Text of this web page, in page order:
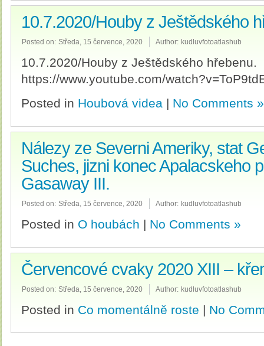
10.7.2020/Houby z Ještědského
Posted on: Středa, 15 července, 2020 Author: kudluvfotoatlashub
10.7.2020/Houby z Ještědského hřebenu.
https://www.youtube.com/
Posted in Houbová videa | No Comments »
Nálezy ze Severni Ameriky, stat
Suches, jizni konec Apalacskeho
Gasaway III.
Posted on: Středa, 15 července, 2020 Author: kudluvfotoatlashub
Posted in O houbách | No Comments »
Červencové cvaky 2020 XIII –
Posted on: Středa, 15 července, 2020 Author: kudluvfotoatlashub
Posted in Co momentálně roste | No